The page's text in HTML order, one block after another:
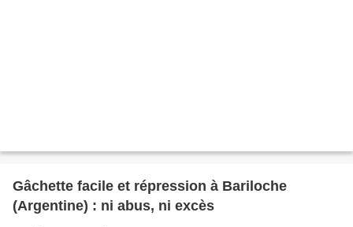
Gâchette facile et répression à Bariloche
(Argentine) : ni abus, ni excès